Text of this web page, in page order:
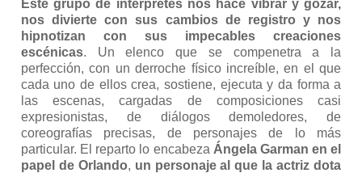
Este grupo de intérpretes nos hace vibrar y gozar,
nos divierte con sus cambios de registro y nos
hipnotizan con sus impecables creaciones
escénicas. Un elenco que se compenetra a la
perfección, con un derroche físico increíble, en el que
cada uno de ellos crea, sostiene, ejecuta y da forma a
las escenas, cargadas de composiciones casi
expresionistas, de diálogos demoledores, de
coreografías precisas, de personajes de lo más
particular. El reparto lo encabeza Ángela Garman en el
papel de Orlando, un personaje al que la actriz dota